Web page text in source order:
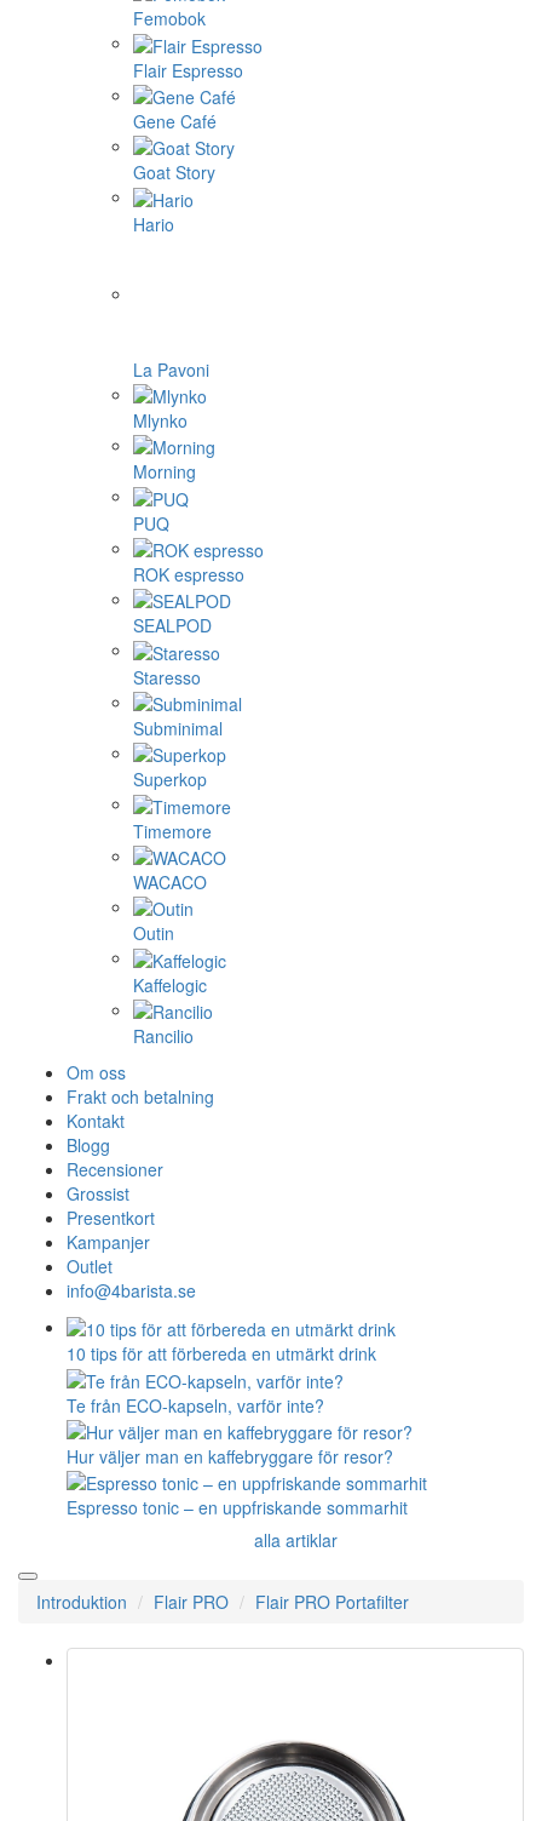
Femobok
Flair Espresso
Gene Café
Goat Story
Hario
La Pavoni
Mlynko
Morning
PUQ
ROK espresso
SEALPOD
Staresso
Subminimal
Superkop
Timemore
WACACO
Outin
Kaffelogic
Rancilio
Om oss
Frakt och betalning
Kontakt
Blogg
Recensioner
Grossist
Presentkort
Kampanjer
Outlet
info@4barista.se
10 tips för att förbereda en utmärkt drink
Te från ECO-kapseln, varför inte?
Hur väljer man en kaffebryggare för resor?
Espresso tonic – en uppfriskande sommarhit
alla artiklar
Introduktion Flair PRO Flair PRO Portafilter